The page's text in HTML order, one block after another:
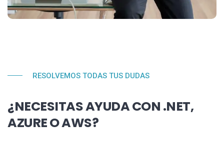
RESOLVEMOS TODAS TUS DUDAS
¿NECESITAS AYUDA CON .NET,
AZURE O AWS?